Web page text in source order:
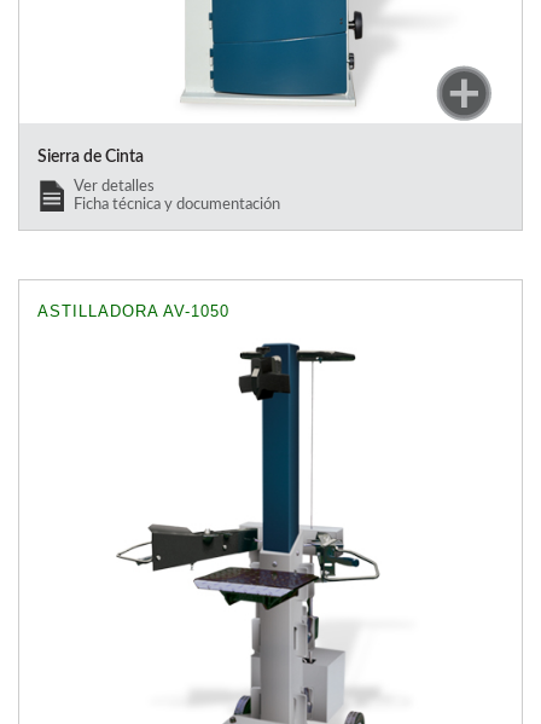
Sierra de Cinta
Ver detalles
Ficha técnica y documentación
ASTILLADORA AV-1050